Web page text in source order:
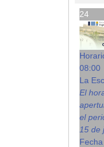
24
08:00
La
El
el
15 de
Fecha